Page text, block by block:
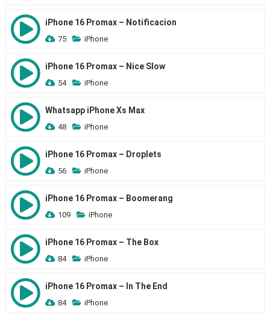
iPhone 16 Promax – Notificacion
75 iPhone
iPhone 16 Promax – Nice Slow
54 iPhone
Whatsapp iPhone Xs Max
48 iPhone
iPhone 16 Promax – Droplets
56 iPhone
iPhone 16 Promax – Boomerang
109 iPhone
iPhone 16 Promax – The Box
84 iPhone
iPhone 16 Promax – In The End
84 iPhone